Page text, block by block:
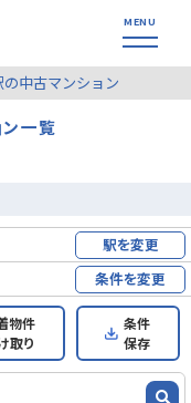
の中古マンション
一覧
駅を変更
条件を変更
物件
取り
条件
保存